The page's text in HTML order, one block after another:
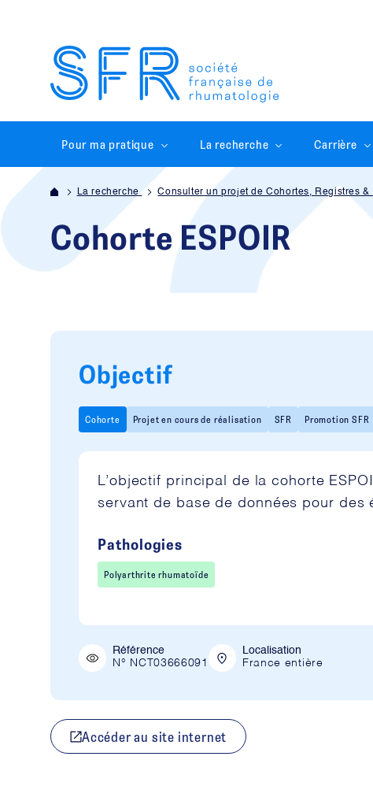
Pour ma pratique La recherche Carrière
La recherche Consulter un projet de Cohortes, Registres &
Cohorte ESPOIR
Objectif
Cohorte Projet en cours de réalisation SFR Promotion SFR
L’objectif principal de la cohorte
servant de base de données pour des
Pathologies
Polyarthrite rhumatoïde
Référence
N° NCT03666091
Localisation
France entière
Accéder au site internet